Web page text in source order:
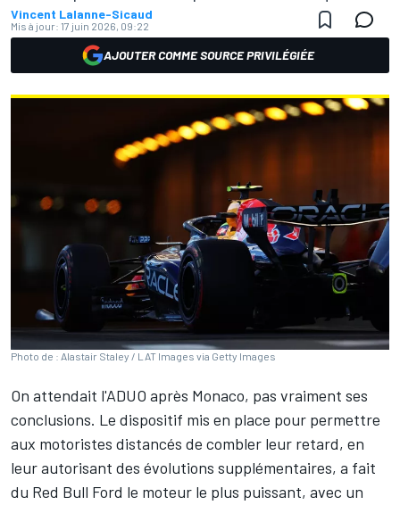
Vincent Lalanne-Sicaud
Mis à jour: 17 juin 2026, 09:22
AJOUTER COMME SOURCE PRIVILÉGIÉE
Photo de : Alastair Staley / LAT Images via Getty Images
On attendait l'ADUO après Monaco, pas vraiment ses
conclusions. Le dispositif mis en place pour permettre
aux motoristes distancés de combler leur retard, en
leur autorisant des évolutions supplémentaires, a fait
du Red Bull Ford le moteur le plus puissant, avec un